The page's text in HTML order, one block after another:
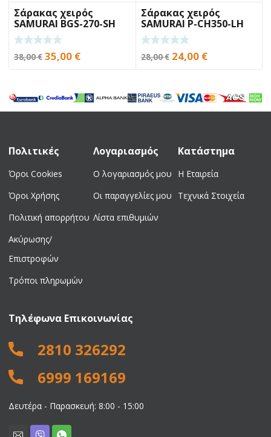
Σάρακας χειρός
SAMURAI BGS-270-SH
27cm
38,00€ Original
38,00 €.
35,00 €Η
είναι:
35,00 €.
Σάρακας χειρός
SAMURAI P-CH350-LH
35cm
28,00€ Original
28,00 €.
24,00 €Η
είναι:
24,00 €.
Πολιτικές
Όροι Cookies
Όροι Χρήσης
Πολιτική απορρήτου
Ακύρωσης/
Επιστροφών
Τρόποι πληρωμών
Λογαριασμός
Ο λογαριασμός μου
Οι παραγγελίες μου
Λίστα επιθυμιών
Κατάστημα
Η Εταιρεία
Τεχνικά Στοιχεία
Τηλέφωνα Επικοινωνίας
2810 326292
6999 169169
Δευτέρα - Παρασκευή: 8:00 - 15:00